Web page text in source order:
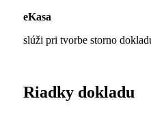
eKasa
slúži pri tvorbe storno
Riadky dokladu